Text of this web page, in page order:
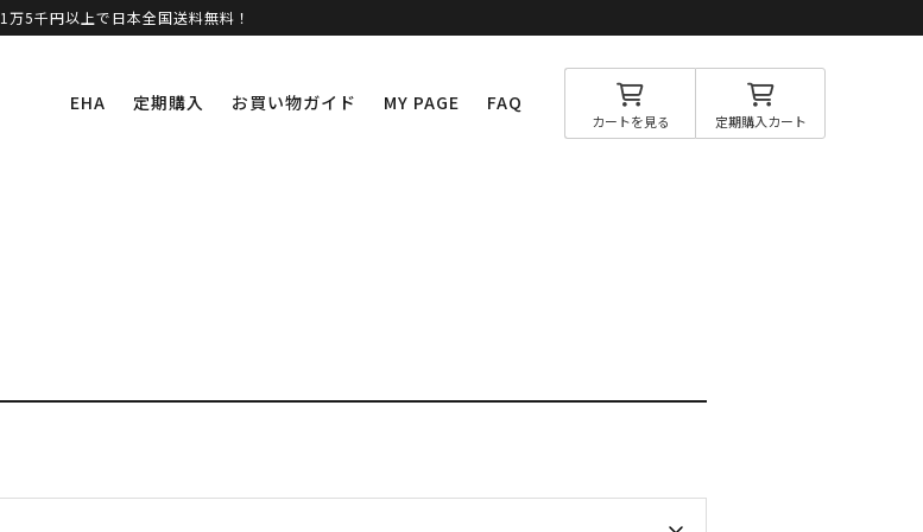
1万5千円以上で日本全国送料無料！
EHA 定期購入 お買い物ガイド MY PAGE FAQ
カートを見る 定期購入カート